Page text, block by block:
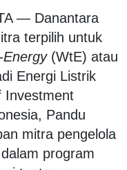
— Danantara
terpilih untuk
(WtE) atau
Energi Listrik
Investment
Pandu
mitra pengelola
program